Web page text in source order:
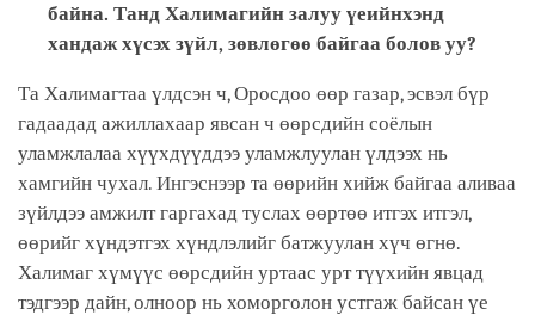
байна. Танд Халимагийн залуу үеийнхэнд
хандаж хүсэх зүйл, зөвлөгөө байгаа болов уу?
Та Халимагтаа үлдсэн ч, Оросдоо өөр газар, эсвэл бүр
гадаадад ажиллахаар явсан ч өөрсдийн соёлын
уламжлалаа хүүхдүүддээ уламжлуулан үлдээх нь
хамгийн чухал. Ингэснээр та өөрийн хийж байгаа аливаа
зүйлдээ амжилт гаргахад туслах өөртөө итгэх итгэл,
өөрийг хүндэтгэх хүндлэлийг батжуулан хүч өгнө.
Халимаг хүмүүс өөрсдийн уртаас урт түүхийн явцад
тэдгээр дайн, олноор нь хоморголон устгаж байсан үе